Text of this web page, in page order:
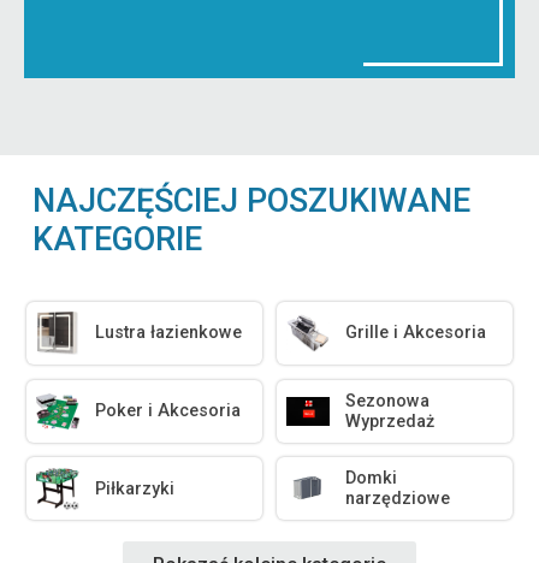
NAJCZĘŚCIEJ POSZUKIWANE
KATEGORIE
Lustra łazienkowe Grille i Akcesoria
Poker i Akcesoria
Sezonowa
Wyprzedaż
Piłkarzyki
Domki
narzędziowe